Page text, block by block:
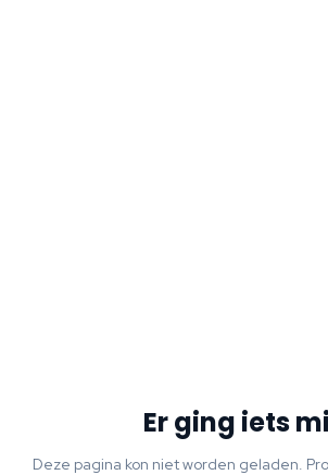
Er ging iets
Deze pagina kon niet worden geladen.